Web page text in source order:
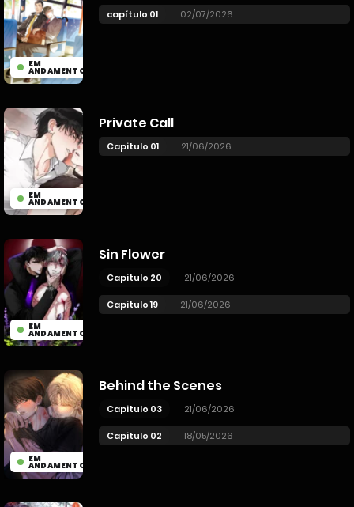
EM
ANDAMENTO
capítulo 01 02/07/2026
EM
ANDAMENTO
Private Call
Capitulo 01 21/06/2026
EM
ANDAMENTO
Sin Flower
Capitulo 20 21/06/2026
Capitulo 19 21/06/2026
EM
ANDAMENTO
Behind the Scenes
Capitulo 03 21/06/2026
Capitulo 02 18/05/2026